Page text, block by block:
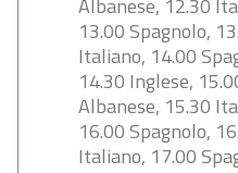
Albanese, 12.30
13.00 Spagnolo,
Italiano, 14.00
14.30 Inglese,
Albanese, 15.30
16.00 Spagnolo,
Italiano, 17.00